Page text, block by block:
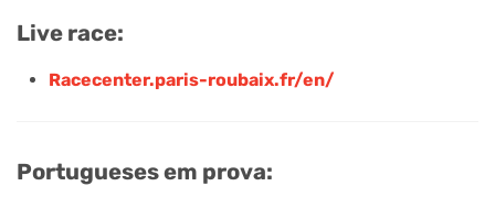
Live race:
Racecenter.paris-roubaix.fr/en/
Portugueses em prova: